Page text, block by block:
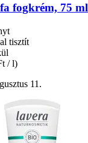
fogkrém, 75 ml
tisztít
/ l)
11.